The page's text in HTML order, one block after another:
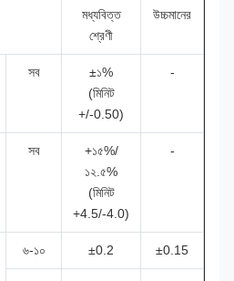
মধ্যবিত্ত
শ্রেণী
উচ্চমানের
সব
±১%
(মিনিট
+/-0.50)
-
সব
+১৫%/
১২.৫%
(মিনিট
+4.5/-4.0)
-
৬-১০ ±0.2 ±0.15